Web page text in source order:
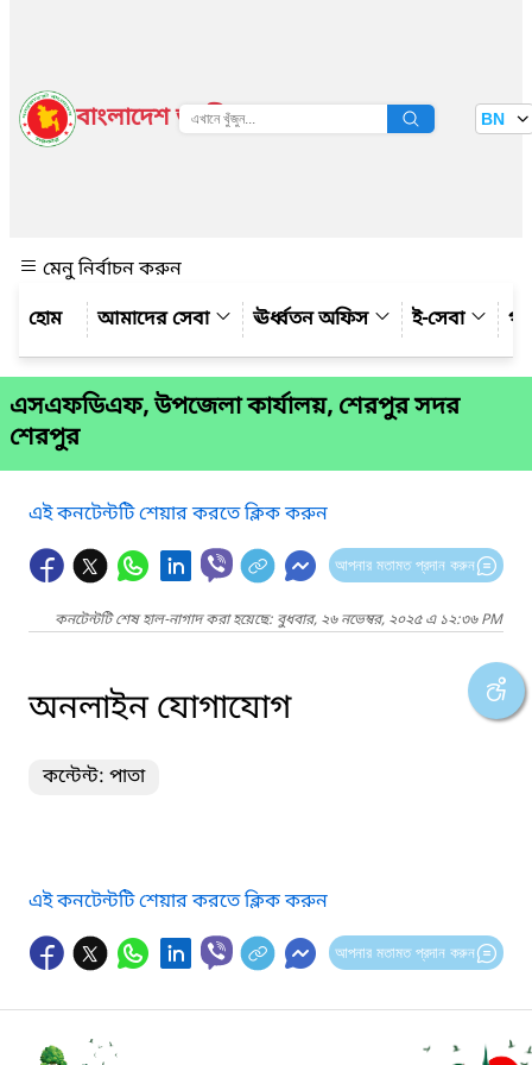
বাংলাদেশ জাতীয় তথ্য বাতায়ন BN
মেনু নির্বাচন করুন
আমাদের সেবা
ঊর্ধ্বতন অফিস ই-সেবা
এসএফডিএফ, উপজেলা কার্যালয়, শেরপুর সদর
শেরপুর
এই কনটেন্টটি শেয়ার করতে ক্লিক করুন
আপনার মতামত প্রদান করুন
কনটেন্টটি শেষ হাল-নাগাদ করা হয়েছে: বুধবার, ২৬ নভেম্বর, ২০২৫ এ ১২:৩৬ PM
অনলাইন যোগাযোগ
কন্টেন্ট: পাতা
এই কনটেন্টটি শেয়ার করতে ক্লিক করুন
আপনার মতামত প্রদান করুন